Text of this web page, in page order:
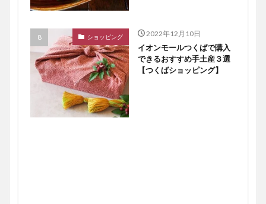
ショッピング 2022年12月10日
イオンモールつくばで購入
できるおすすめ手土産３選
【つくばショッピング】